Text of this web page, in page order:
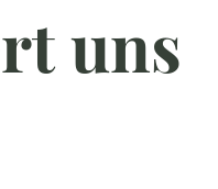
uns